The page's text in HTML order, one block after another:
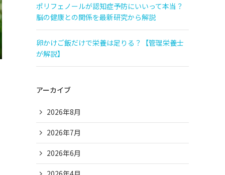
ポリフェノールが認知症予防にいいって本当？
脳の健康との関係を最新研究から解説
卵かけご飯だけで栄養は足りる？【管理栄養士
が解説】
アーカイブ
2026年8月
2026年7月
2026年6月